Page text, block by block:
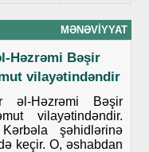
MƏNƏVIYYAT
Həzrəmi Bəşir
vilayətindəndir
Həzrəmi Bəşir
vilayətindəndir.
şəhidlərinə
keçir. O, əshabdan